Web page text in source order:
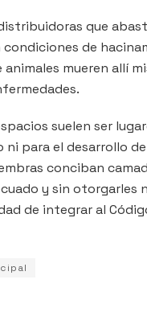
que
de
mueren allí
suelen ser
para el desarrollo
conciban
y sin otorgarles
de integrar al